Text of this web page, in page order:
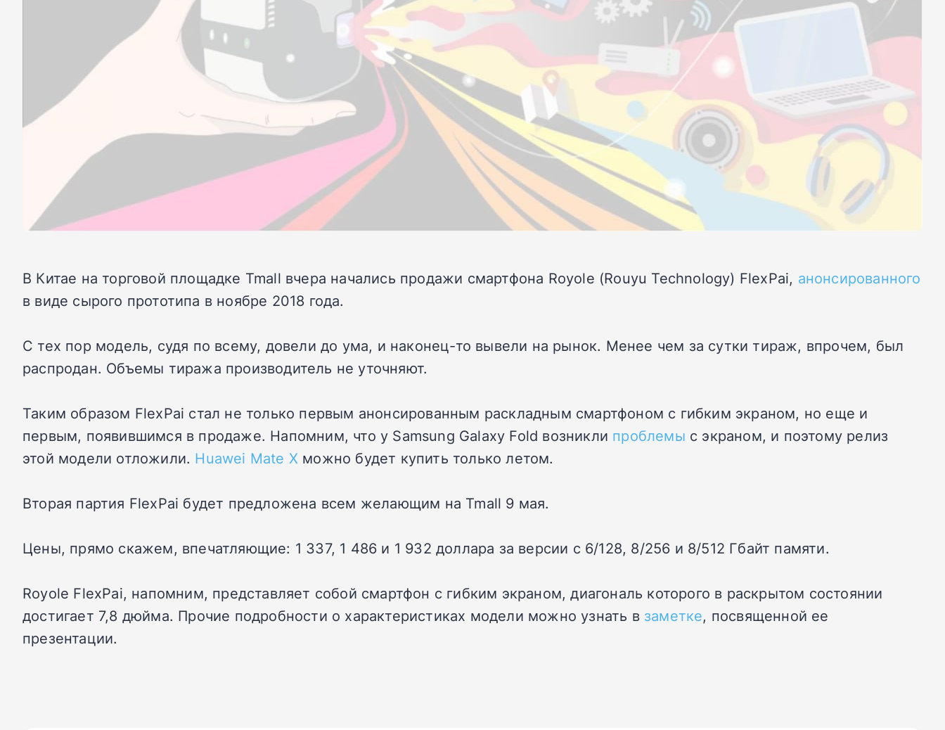
В Китае на торговой площадке Tmall вчера начались продажи смартфона Royole (Rouyu Technology) FlexPai, анонсированного
в виде сырого прототипа в ноябре 2018 года.
С тех пор модель, судя по всему, довели до ума, и наконец-то вывели на рынок. Менее чем за сутки тираж, впрочем, был
распродан. Объемы тиража производитель не уточняют.
Таким образом FlexPai стал не только первым анонсированным раскладным смартфоном с гибким экраном, но еще и
первым, появившимся в продаже. Напомним, что у Samsung Galaxy Fold возникли проблемы с экраном, и поэтому релиз
этой модели отложили. Huawei Mate X можно будет купить только летом.
Вторая партия FlexPai будет предложена всем желающим на Tmall 9 мая.
Цены, прямо скажем, впечатляющие: 1 337, 1 486 и 1 932 доллара за версии с 6/128, 8/256 и 8/512 Гбайт памяти.
Royole FlexPai, напомним, представляет собой смартфон с гибким экраном, диагональ которого в раскрытом состоянии
достигает 7,8 дюйма. Прочие подробности о характеристиках модели можно узнать в заметке, посвященной ее
презентации.